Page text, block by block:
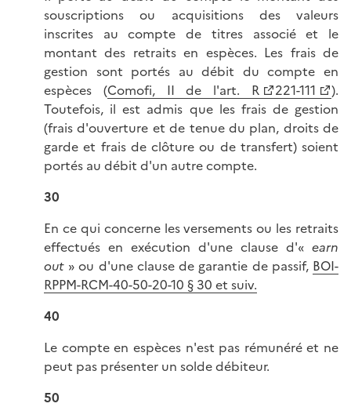
souscriptions ou acquisitions des valeurs
inscrites au compte de titres associé et le
montant des retraits en espèces. Les frais de
gestion sont portés au débit du compte en
espèces (Comofi, II de l'art. R 221-111
).
Toutefois, il est admis que les frais de gestion
(frais d'ouverture et de tenue du plan, droits de
garde et frais de clôture ou de transfert) soient
portés au débit d'un autre compte.
30
En ce qui concerne les versements ou les retraits
effectués en exécution d'une clause d'« earn
out » ou d'une clause de garantie de passif, BOI-
RPPM-RCM-40-50-20-10 § 30 et suiv.
40
Le compte en espèces n'est pas rémunéré et ne
peut pas présenter un solde débiteur.
50